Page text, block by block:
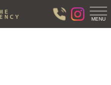
T
O
G
MENU